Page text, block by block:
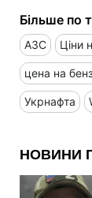
Більше по
АЗС Ціни
цена на
Укрнафта